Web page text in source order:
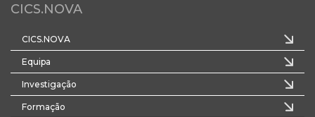
CICS.NOVA
CICS.NOVA
Equipa
Investigação
Formação